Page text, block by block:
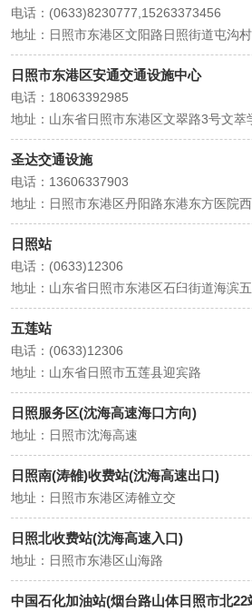
电话：(0633)8230777,15263373456
地址：日照市东港区文阳路日照街道屯沟
日照市东港区安通交通设施中心
电话：18063392985
地址：山东省日照市东港区文翠路3号文萃
圣达交通设施
电话：13606337903
地址：日照市东港区丹阳路东港东方医院
日照站
电话：(0633)12306
地址：山东省日照市东港区石臼街道海滨
五莲站
电话：(0633)12306
地址：山东省日照市五莲县迎宾路
日照服务区(沈海高速海口方向)
地址：日照市沈海高速
日照南(涛雒)收费站(沈海高速出口)
地址：日照市东港区涛雒立交
日照北收费站(沈海高速入口)
地址：日照市东港区山海路
中国石化加油站(烟台路山体日照市北22